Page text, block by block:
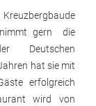
gern die
Deutschen
hat sie mit
erfolgreich
wird von